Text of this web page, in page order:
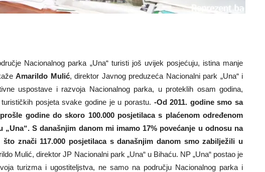
Nacionalnog parka „Una“ turisti još uvijek posjećuju, istina manje
Amarildo Mulić, direktor Javnog preduzeća Nacionalni park „Una“ i
uspostave i razvoja Nacionalnog parka, u proteklih osam godina,
posjeta svake godine je u porastu. -Od 2011. godine smo sa
godine do skoro 100.000 posjetilaca s plaćenom određenom
„Una“. S današnjim danom mi imamo 17% povećanje u odnosu na
znači 117.000 posjetilaca s današnjim danom smo zabilježili u
Mulić, direktor JP Nacionalni park „Una“ u Bihaću. NP „Una“ postao je
turizma i ugostiteljstva, ne samo na području Nacionalnog parka i